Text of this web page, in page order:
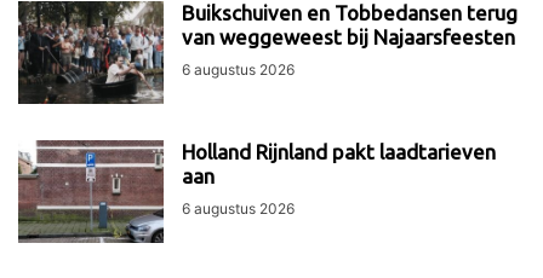
Buikschuiven en Tobbedansen terug
van weggeweest bij Najaarsfeesten
6 augustus 2026
Holland Rijnland pakt laadtarieven
aan
6 augustus 2026